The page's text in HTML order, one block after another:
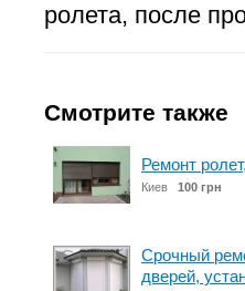
ролета, после
Смотрите также
Ремонт
Киев 100 грн
Срочный
дверей,